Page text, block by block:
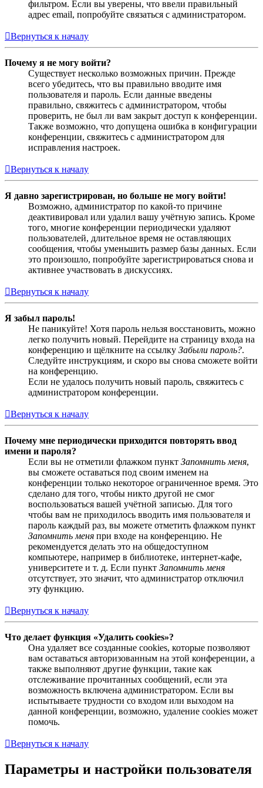
фильтром. Если вы уверены, что ввели правильный
адрес email, попробуйте связаться с администратором.
Вернуться к началу
Почему я не могу войти?
Существует несколько возможных причин. Прежде
всего убедитесь, что вы правильно вводите имя
пользователя и пароль. Если данные введены
правильно, свяжитесь с администратором, чтобы
проверить, не был ли вам закрыт доступ к конференции.
Также возможно, что допущена ошибка в конфигурации
конференции, свяжитесь с администратором для
исправления настроек.
Вернуться к началу
Я давно зарегистрирован, но больше не могу войти!
Возможно, администратор по какой-то причине
деактивировал или удалил вашу учётную запись. Кроме
того, многие конференции периодически удаляют
пользователей, длительное время не оставляющих
сообщения, чтобы уменьшить размер базы данных. Если
это произошло, попробуйте зарегистрироваться снова и
активнее участвовать в дискуссиях.
Вернуться к началу
Я забыл пароль!
Не паникуйте! Хотя пароль нельзя восстановить, можно
легко получить новый. Перейдите на страницу входа на
конференцию и щёлкните на ссылку Забыли пароль?.
Следуйте инструкциям, и скоро вы снова сможете войти
на конференцию.
Если не удалось получить новый пароль, свяжитесь с
администратором конференции.
Вернуться к началу
Почему мне периодически приходится повторять ввод
имени и пароля?
Если вы не отметили флажком пункт Запомнить меня,
вы сможете оставаться под своим именем на
конференции только некоторое ограниченное время. Это
сделано для того, чтобы никто другой не смог
воспользоваться вашей учётной записью. Для того
чтобы вам не приходилось вводить имя пользователя и
пароль каждый раз, вы можете отметить флажком пункт
Запомнить меня при входе на конференцию. Не
рекомендуется делать это на общедоступном
компьютере, например в библиотеке, интернет-кафе,
университете и т. д. Если пункт Запомнить меня
отсутствует, это значит, что администратор отключил
эту функцию.
Вернуться к началу
Что делает функция «Удалить cookies»?
Она удаляет все созданные cookies, которые позволяют
вам оставаться авторизованным на этой конференции, а
также выполняют другие функции, такие как
отслеживание прочитанных сообщений, если эта
возможность включена администратором. Если вы
испытываете трудности со входом или выходом на
данной конференции, возможно, удаление cookies может
помочь.
Вернуться к началу
Параметры и настройки пользователя